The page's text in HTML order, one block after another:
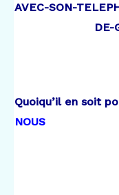
AVEC-SON-
DE-
Quoiqu’il en soit
NOUS